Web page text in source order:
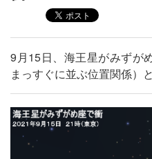
9月15日、海王星がみずが
まっすぐに並ぶ位置関係）と